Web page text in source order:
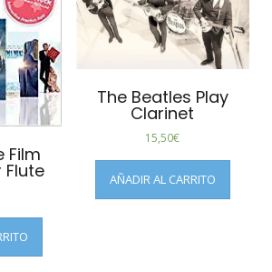
Film
Flute
The Beatles Play
Clarinet
15,50€
AÑADIR AL CARRITO